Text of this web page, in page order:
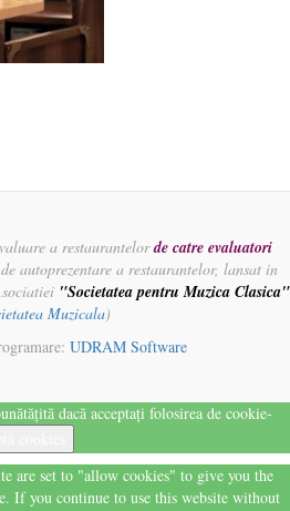
a restaurantelorde catre evaluatori
autoprezentare a restaurantelor, lansat in
"Societatea pentru Muzica Clasica"
Muzicala)
UDRAM Software
dacă acceptați folosirea de cookie-
are set to "allow cookies" to give you the
If you continue to use this website without